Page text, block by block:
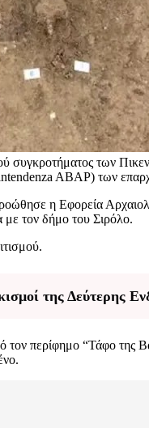
συγκροτήματος των
ABAP) των
η Εφορεία
με τον δήμο του Σιρόλο.
της Δεύτερης
περίφημο “Τάφο της